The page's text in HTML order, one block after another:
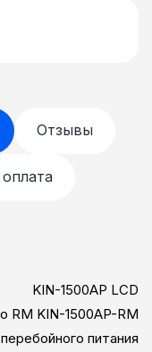
Отзывы
KIN-1500AP LCD
RM KIN-1500AP-RM
питания